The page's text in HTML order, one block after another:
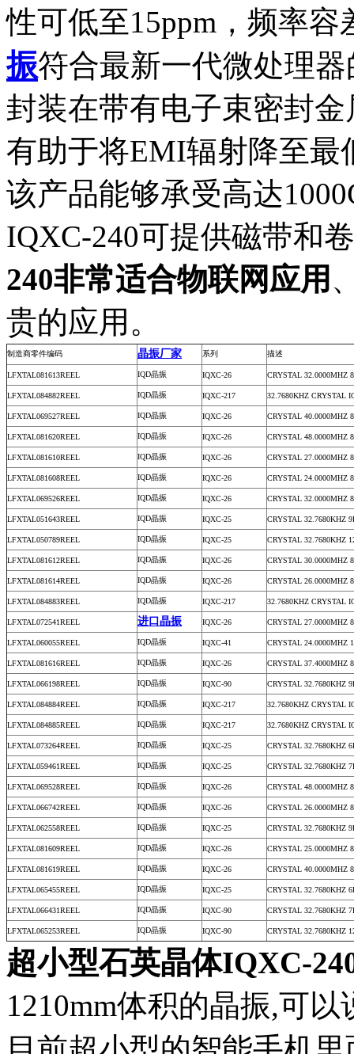
性可低至15ppm，频率容
振符合最新一代微处理
封装在带有电子束密封
有助于将EMI辐射降至最
该产品能够承受高达
IQXC-240可提供磁带和
240非常适合物联网应用
贵的应用。
制造商零件编码 晶振厂家 系列 描述
LFXTAL081613REEL IQD晶振 IQXC-26 CRYSTAL 32.0000MHZ
LFXTAL084882REEL IQD晶振 IQXC-217 32.7680KHZ CRYSTAL
LFXTAL069527REEL IQD晶振 IQXC-26 CRYSTAL 40.0000MHZ
LFXTAL081620REEL IQD晶振 IQXC-26 CRYSTAL 48.0000MHZ
LFXTAL081610REEL IQD晶振 IQXC-26 CRYSTAL 27.0000MHZ
LFXTAL081608REEL IQD晶振 IQXC-26 CRYSTAL 24.0000MHZ
LFXTAL069526REEL IQD晶振 IQXC-26 CRYSTAL 32.0000MHZ
LFXTAL051643REEL IQD晶振 IQXC-25 CRYSTAL 32.7680KHZ
LFXTAL050789REEL IQD晶振 IQXC-25 CRYSTAL 32.7680KHZ
LFXTAL081612REEL IQD晶振 IQXC-26 CRYSTAL 30.0000MHZ
LFXTAL081614REEL IQD晶振 IQXC-26 CRYSTAL 26.0000MHZ
LFXTAL084883REEL IQD晶振 IQXC-217 32.7680KHZ CRYSTAL
LFXTAL072541REEL 进口晶振 IQXC-26 CRYSTAL 27.0000MHZ
LFXTAL060055REEL IQD晶振 IQXC-41 CRYSTAL 24.0000MHZ
LFXTAL081616REEL IQD晶振 IQXC-26 CRYSTAL 37.4000MHZ
LFXTAL066198REEL IQD晶振 IQXC-90 CRYSTAL 32.7680KHZ
LFXTAL084884REEL IQD晶振 IQXC-217 32.7680KHZ CRYSTAL
LFXTAL084885REEL IQD晶振 IQXC-217 32.7680KHZ CRYSTAL
LFXTAL073264REEL IQD晶振 IQXC-25 CRYSTAL 32.7680KHZ
LFXTAL059461REEL IQD晶振 IQXC-25 CRYSTAL 32.7680KHZ
LFXTAL069528REEL IQD晶振 IQXC-26 CRYSTAL 48.0000MHZ
LFXTAL066742REEL IQD晶振 IQXC-26 CRYSTAL 26.0000MHZ
LFXTAL062558REEL IQD晶振 IQXC-25 CRYSTAL 32.7680KHZ
LFXTAL081609REEL IQD晶振 IQXC-26 CRYSTAL 25.0000MHZ
LFXTAL081619REEL IQD晶振 IQXC-26 CRYSTAL 40.0000MHZ
LFXTAL065455REEL IQD晶振 IQXC-25 CRYSTAL 32.7680KHZ
LFXTAL066431REEL IQD晶振 IQXC-90 CRYSTAL 32.7680KHZ
LFXTAL065253REEL IQD晶振 IQXC-90 CRYSTAL 32.7680KHZ
超小型石英晶体IQXC-
1210mm体积的晶振,可